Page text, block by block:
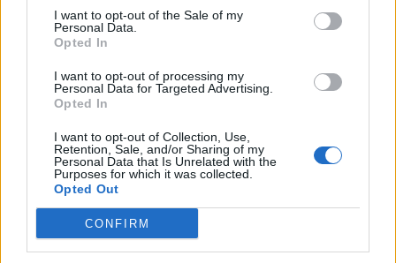
I want to opt-out of the Sale of my
Personal Data.
Opted In
I want to opt-out of processing my
Personal Data for Targeted Advertising.
Opted In
I want to opt-out of Collection, Use,
Retention, Sale, and/or Sharing of my
Personal Data that Is Unrelated with the
Purposes for which it was collected.
Opted Out
CONFIRM
cooley
Lebende Forenlegende
Beiträge:
4 Mai 2026
Doren22
Lebende Forenlegende, weiblich
Beiträge:
KleinBrain
Lebende Forenlegende, männlich, 70, <
Beiträge: 12.050 Zustimmungen: 49.522
4 Mai 2026
catherinadie1.